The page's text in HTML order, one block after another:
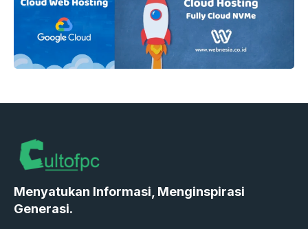
Menyatukan Informasi, Menginspirasi
Generasi.